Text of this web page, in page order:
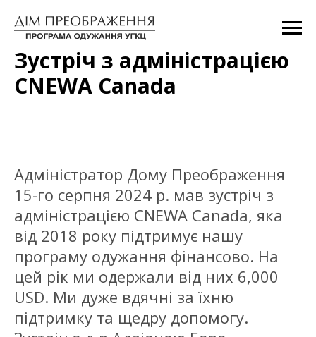
Зустріч з адміністрацією
CNEWA Сanada
Адміністратор Дому Преображення
15-го серпня 2024 р. мав зустріч з
адміністрацією CNEWA Сanada, яка
від 2018 року підтримує нашу
програму одужання фінансово. На
цей рік ми одержали від них 6,000
USD. Ми дуже вдячні за їхню
підтримку та щедру допомогу.